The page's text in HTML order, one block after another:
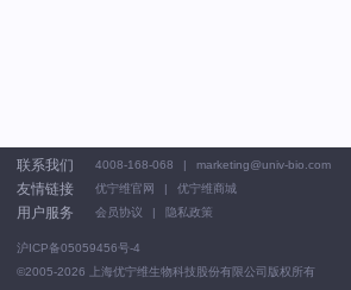
联系我们 4008-168-068 marketing@univ-bio.com
友情链接 优宁维官网 优宁维商城
用户服务 会员协议 隐私政策
沪ICP备05059456号-4
©2005-2026 上海优宁维生物科技股份有限公司版权所有